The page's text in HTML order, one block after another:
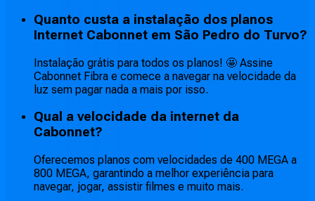
Quanto custa a instalação dos planos
Internet Cabonnet em São Pedro do Turvo?
Instalação grátis para todos os planos! 🤩 Assine
Cabonnet Fibra e comece a navegar na velocidade da
luz sem pagar nada a mais por isso.
Qual a velocidade da internet da
Cabonnet?
Oferecemos planos com velocidades de 400 MEGA a
800 MEGA, garantindo a melhor experiência para
navegar, jogar, assistir filmes e muito mais.